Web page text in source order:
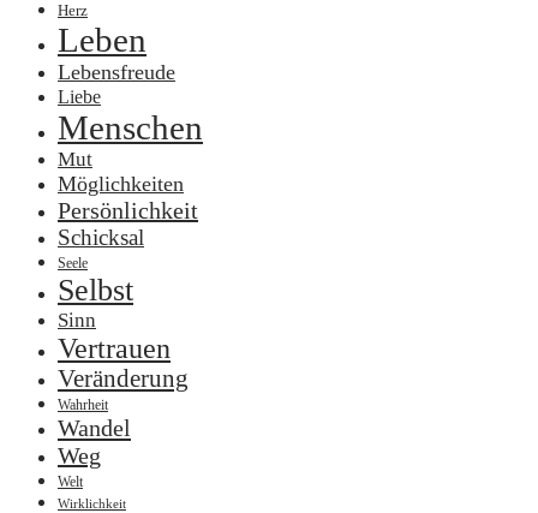
Herz
Leben
Lebensfreude
Liebe
Menschen
Mut
Möglichkeiten
Persönlichkeit
Schicksal
Seele
Selbst
Sinn
Vertrauen
Veränderung
Wahrheit
Wandel
Weg
Welt
Wirklichkeit